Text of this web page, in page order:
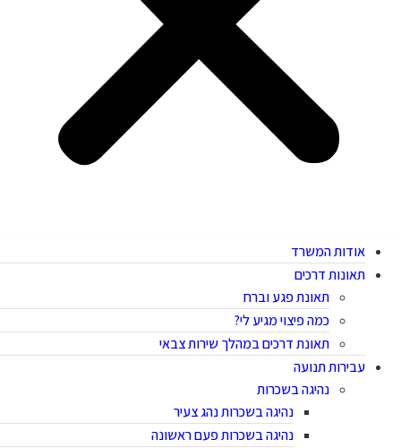
אודות המשרד
תאונות דרכים
תאונת פגע וברח
כמה פיצוי מגיע לי?
תאונת דרכים במהלך שירות צבאי
עבירות תנועה
נהיגה בשכרות
נהיגה בשכרות נהג צעיר
נהיגה בשכרות פעם ראשונה